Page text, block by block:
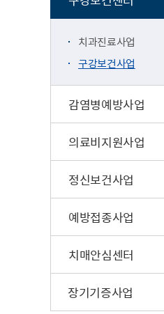
치과진료사업
구강보건사업
감염병예방사업
의료비지원사업
정신보건사업
예방접종사업
치매안심센터
장기기증사업